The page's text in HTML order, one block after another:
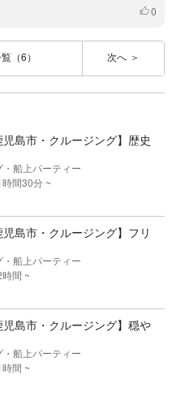
いいね
0
（6） 次へ
児島市・クルージング】歴史
船上パーティー
時間30分 ~
児島市・クルージング】フリ
船上パーティー
間 ~
児島市・クルージング】穏や
船上パーティー
時間 ~